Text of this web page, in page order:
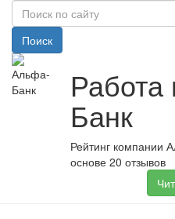
Поиск
Банк
Рейтинг компании
основе 20 отзывов